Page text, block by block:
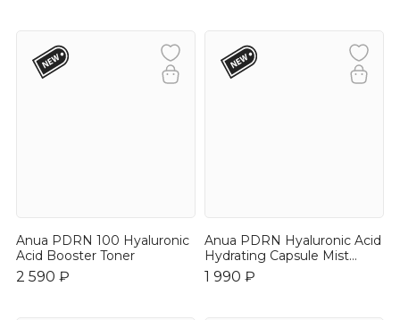
Anua PDRN 100 Hyaluronic
Acid Booster Toner
2 590 ₽
Anua PDRN Hyaluronic Acid
Hydrating Capsule Mist
30ml
1 990 ₽